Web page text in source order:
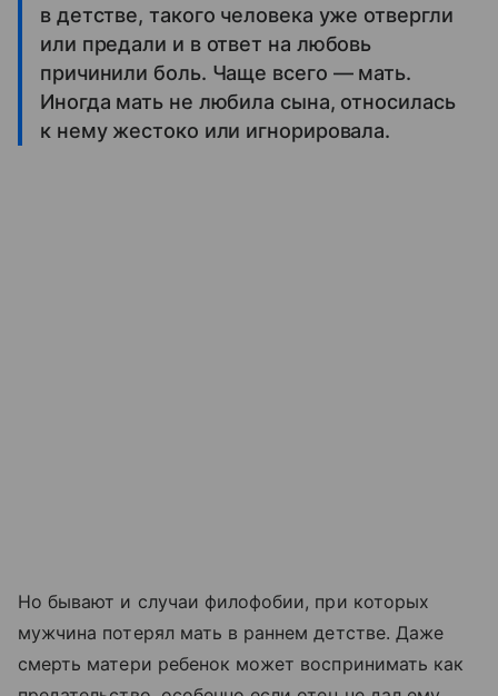
в детстве, такого человека уже отвергли
или предали и в ответ на любовь
причинили боль. Чаще всего — мать.
Иногда мать не любила сына, относилась
к нему жестоко или игнорировала.
Но бывают и случаи филофобии, при которых
мужчина потерял мать в раннем детстве. Даже
смерть матери ребенок может воспринимать как